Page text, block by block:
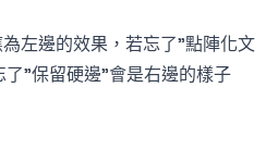
左邊的效果，若忘了"點陣化文
"保留硬邊"會是右邊的樣子